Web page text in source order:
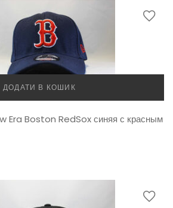
ДОДАТИ В КОШИК
Era Boston RedSox синяя с красным